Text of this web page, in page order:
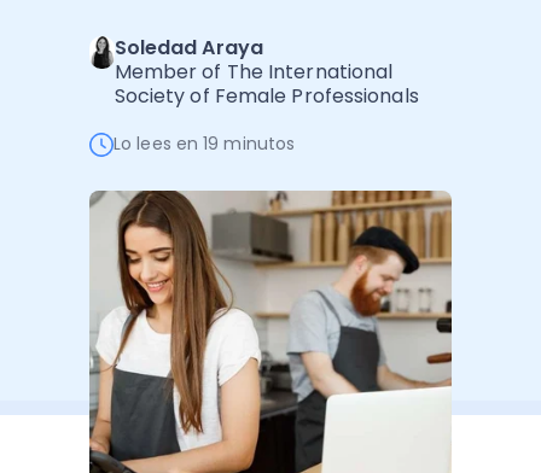
Administración Empresarial
Software Factura y Administración
Autores
Soledad Araya
Member of The International
Society of Female Professionals
Lo lees en 19 minutos